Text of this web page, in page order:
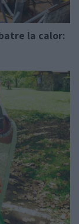
la calor: